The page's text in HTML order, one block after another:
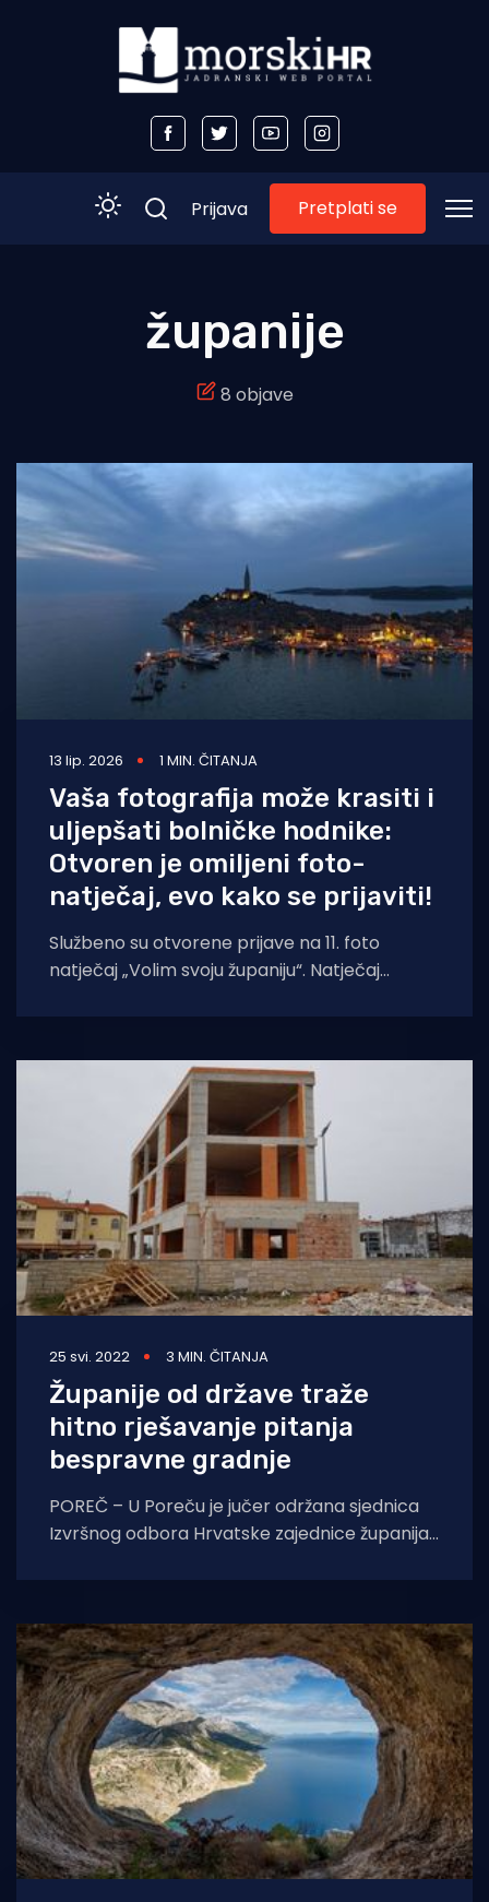
Turizam i nautika
Pomorstvo
Tradicija i kultura
Prijava Pretplati se
županije
8 objave
13 lip. 2026 1 MIN. ČITANJA
Vaša fotografija može krasiti i
uljepšati bolničke hodnike:
Otvoren je omiljeni foto-
natječaj, evo kako se prijaviti!
Službeno su otvorene prijave na 11. foto
natječaj „Volim svoju županiju“. Natječaj
ciljem promocije ljepota
25 svi. 2022 3 MIN. ČITANJA
Županije od države traže
hitno rješavanje pitanja
bespravne gradnje
POREČ – U Poreču je jučer održana sjednica
Izvršnog odbora Hrvatske zajednice županija,
o